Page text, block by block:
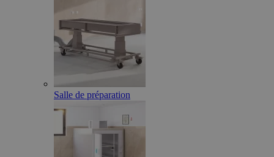
Salle de préparation